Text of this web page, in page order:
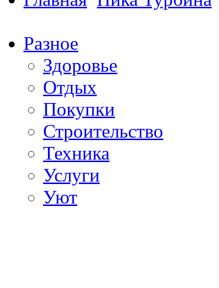
Разное
Здоровье
Отдых
Покупки
Строительство
Техника
Услуги
Уют